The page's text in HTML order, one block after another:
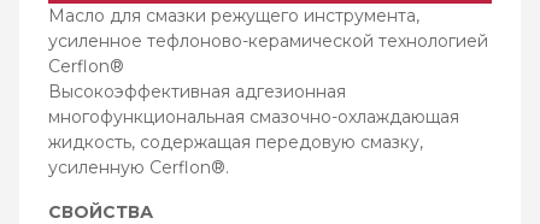
Масло для смазки режущего инструмента,
усиленное тефлоново-керамической технологией
Cerflon®
Высокоэффективная адгезионная
многофункциональная смазочно-охлаждающая
жидкость, содержащая передовую смазку,
усиленную Cerflon®.
СВОЙСТВА